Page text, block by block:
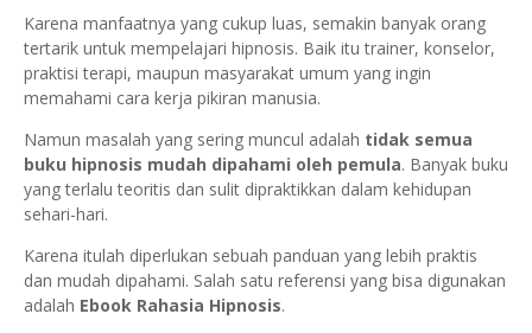
Karena manfaatnya yang cukup luas, semakin banyak orang
tertarik untuk mempelajari hipnosis. Baik itu trainer, konselor,
praktisi terapi, maupun masyarakat umum yang ingin
memahami cara kerja pikiran manusia.
Namun masalah yang sering muncul adalah tidak semua
buku hipnosis mudah dipahami oleh pemula. Banyak buku
yang terlalu teoritis dan sulit dipraktikkan dalam kehidupan
sehari-hari.
Karena itulah diperlukan sebuah panduan yang lebih praktis
dan mudah dipahami. Salah satu referensi yang bisa digunakan
adalah Ebook Rahasia Hipnosis.